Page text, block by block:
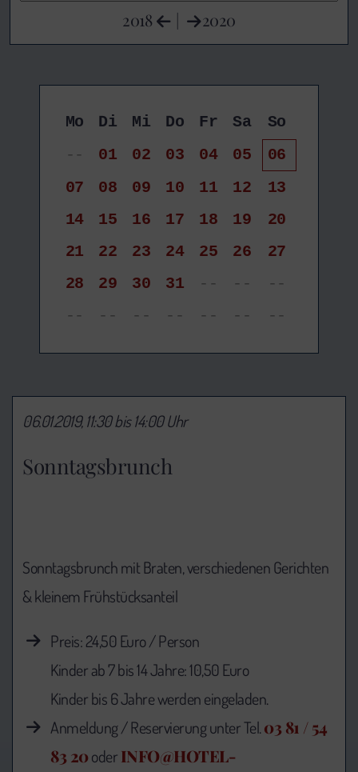
2018 | 2020
Mo Di Mi Do Fr Sa
So
--
01 02 03 04 05
06
07
08 09 10 11 12
13
14
15 16 17 18 19
20
21
22 23 24 25 26
27
28
29 30 31 -- --
--
--
-- -- -- -- -- --
Sonntagsbrunch
06.01.2019, 11:30 bis 14:00 Uhr
Sonntagsbrunch mit Braten, verschiedenen Gerichten
& kleinem Frühstücksanteil
Preis: 24,50 Euro / Person
Kinder ab 7 bis 14 Jahre: 10,50 Euro
Kinder bis 6 Jahre werden eingeladen.
Anmeldung / Reservierung unter Tel.03 81 / 54
83 20oderINFO@HOTEL-